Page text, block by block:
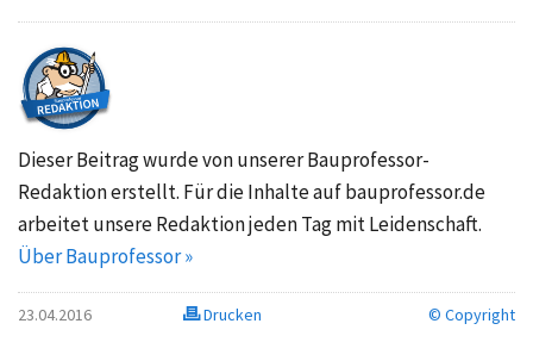
Dieser Beitrag wurde von unserer Bauprofessor-
Redaktion erstellt. Für die Inhalte auf bauprofessor.de
arbeitet unsere Redaktion jeden Tag mit Leidenschaft.
Über Bauprofessor »
23.04.2016 Drucken © Copyright